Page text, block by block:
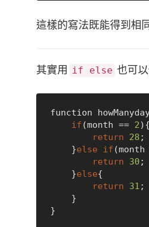
這樣的寫法既能得到相
其實用 if else 也可
function
if (month == 2){
return
28 ;
    }
else if (month
return
30 ;
    }
else{
return
31 ;
}